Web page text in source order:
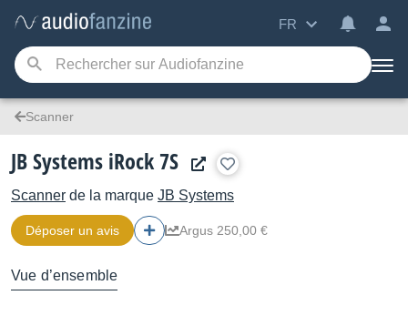
FR
Scanner
JB Systems iRock 7S
Scanner de la marque JB Systems
Déposer un avis Argus 250,00 €
Vue d’ensemble